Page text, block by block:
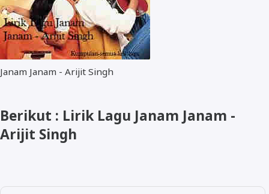
Janam Janam - Arijit Singh
Berikut : Lirik Lagu Janam Janam -
Arijit Singh